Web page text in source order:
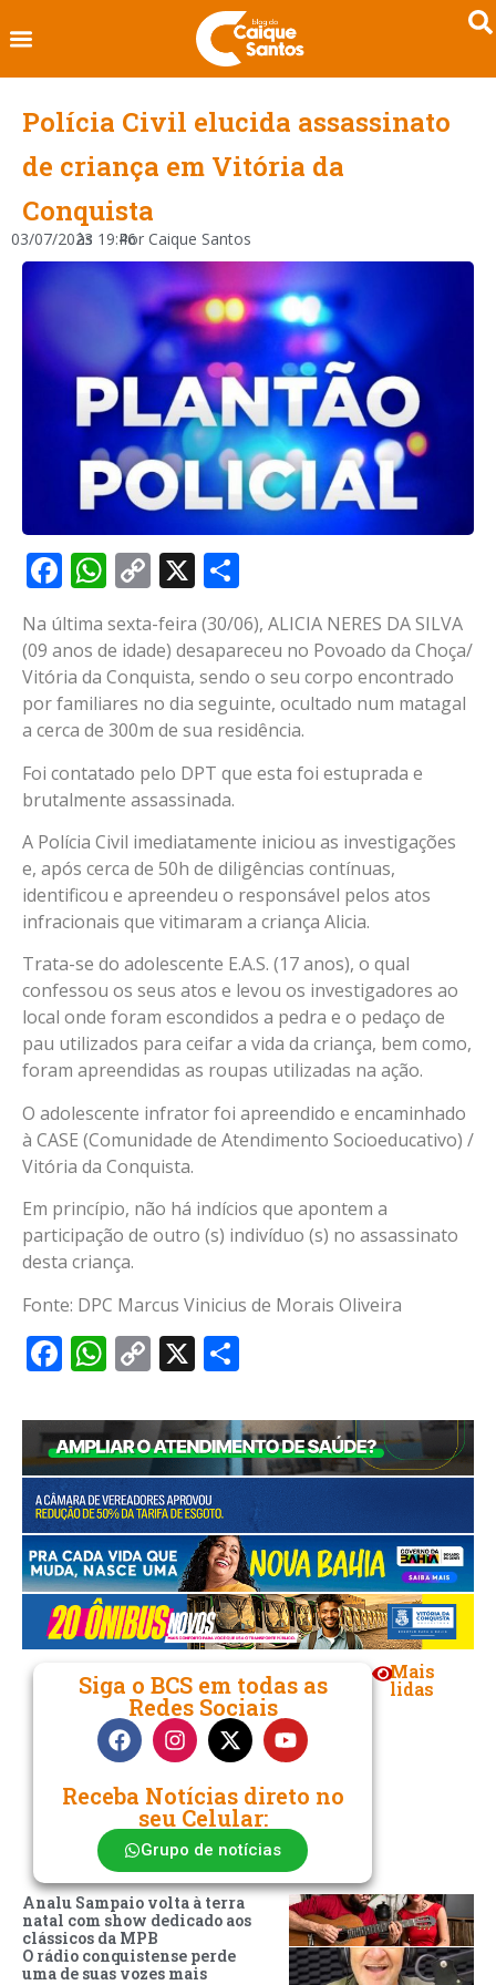
Polícia Civil elucida assassinato
de criança em Vitória da
Conquista
03/07/2023
às 19:46
Por Caique Santos
Facebook
WhatsApp
Copy
Link
X
Na última sexta-feira (30/06), ALICIA NERES DA SILVA
(09 anos de idade) desapareceu no Povoado da Choça/
Vitória da Conquista, sendo o seu corpo encontrado
por familiares no dia seguinte, ocultado num matagal
a cerca de 300m de sua residência.
Foi contatado pelo DPT que esta foi estuprada e
brutalmente assassinada.
A Polícia Civil imediatamente iniciou as investigações
e, após cerca de 50h de diligências contínuas,
identificou e apreendeu o responsável pelos atos
infracionais que vitimaram a criança Alicia.
Trata-se do adolescente E.A.S. (17 anos), o qual
confessou os seus atos e levou os investigadores ao
local onde foram escondidos a pedra e o pedaço de
pau utilizados para ceifar a vida da criança, bem como,
foram apreendidas as roupas utilizadas na ação.
O adolescente infrator foi apreendido e encaminhado
à CASE (Comunidade de Atendimento Socioeducativo) /
Vitória da Conquista.
Em princípio, não há indícios que apontem a
participação de outro (s) indivíduo (s) no assassinato
desta criança.
Fonte: DPC Marcus Vinicius de Morais Oliveira
Facebook
WhatsApp
Copy
X
Siga o BCS em todas as
Redes Sociais
Receba Notícias direto no
seu Celular:
Grupo de notícias
Mais
lidas
Analu Sampaio volta à terra
natal com show dedicado aos
clássicos da MPB
O rádio conquistense perde
uma de suas vozes mais